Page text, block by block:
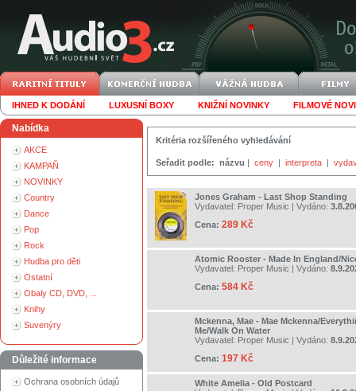
IHNED K DODÁNÍ LUXUSNÍ BOXY KNIŽNÍ NOVINKY FILMOVÉ
Nabídka
AKCE
KAMPAŇ
NOVINKY
Country
Dance
Pop
Rock
Hudba pro děti
Ostatní
Obaly CD, DVD, ...
Knihy
Suvenýry
Důležité informace
Ochrana osobních údajů
Kritéria rozšířeného vyhledávání
Seřadit podle: názvu | ceny | interpreta |
Jones Graham - Last Shop Standing
Vydavatel: Proper Music | Vydáno:
Cena: 289 Kč
Atomic Rooster - Made In England/
Vydavatel: Proper Music | Vydáno:
Cena: 584 Kč
Mckenna, Mae - Mae Mckenna/
Me/Walk On Water
Vydavatel: Proper Music | Vydáno:
Cena: 197 Kč
White Amelia - Old Postcard